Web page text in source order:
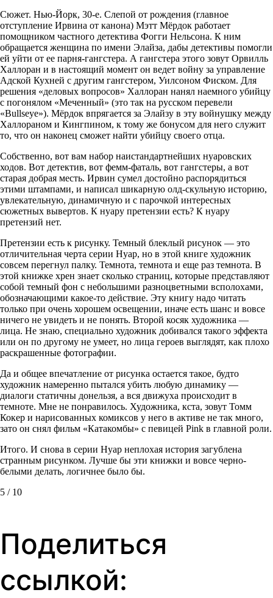
Сюжет. Нью-Йорк, 30-е. Слепой от рождения (главное
отступление Ирвина от канона) Мэтт Мёрдок работает
помощником частного детектива Фогги Нельсона. К ним
обращается женщина по имени Элайза, дабы детективы помогли
ей уйти от ее парня-гангстера. А гангстера этого зовут Орвилль
Халлоран и в настоящий момент он ведет войну за управление
Адской Кухней с другим гангстером, Уилсоном Фиском. Для
решения «деловых вопросов» Халлоран нанял наемного убийцу
с погонялом «Меченный» (это так на русском перевели
«Bullseye»). Мёрдок впрягается за Элайзу в эту войнушку между
Халлораном и Кингпином, к тому же бонусом для него служит
то, что он наконец сможет найти убийцу своего отца.
Собственно, вот вам набор наистандартнейших нуаровских
ходов. Вот детектив, вот фемм-фаталь, вот гангстеры, а вот
старая добрая месть. Ирвин сумел достойно распорядиться
этими штампами, и написал шикарную олд-скульную историю,
увлекательную, динамичную и с парочкой интересных
сюжетных вывертов. К нуару претензии есть? К нуару
претензий нет.
Претензии есть к рисунку. Темный блеклый рисунок — это
отличительная черта серии Нуар, но в этой книге художник
совсем перегнул палку. Темнота, темнота и еще раз темнота. В
этой книжке хрен знает сколько страниц, которые представляют
собой темный фон с небольшими разноцветными всполохами,
обозначающими какое-то действие. Эту книгу надо читать
только при очень хорошем освещении, иначе есть шанс и вовсе
ничего не увидеть и не понять. Второй косяк художника —
лица. Не знаю, специально художник добивался такого эффекта
или он по другому не умеет, но лица героев выглядят, как плохо
раскрашенные фотографии.
Да и общее впечатление от рисунка остается такое, будто
художник намеренно пытался убить любую динамику —
диалоги статичны донельзя, а вся движуха происходит в
темноте. Мне не понравилось. Художника, кста, зовут Томм
Кокер и нарисованных комиксов у него в активе не так много,
зато он снял фильм «Катакомбы» с певицей Pink в главной роли.
Итого. И снова в серии Нуар неплохая история загублена
странным рисунком. Лучше бы эти книжки и вовсе черно-
белыми делать, логичнее было бы.
5 / 10
Поделиться
ссылкой: